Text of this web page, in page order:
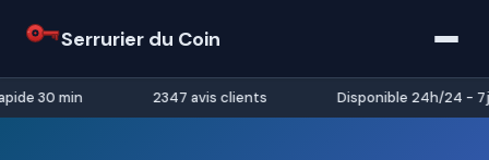
Serrurier du Coin
30 min 2347 avis clients Disponible 24h/24 - 7j/